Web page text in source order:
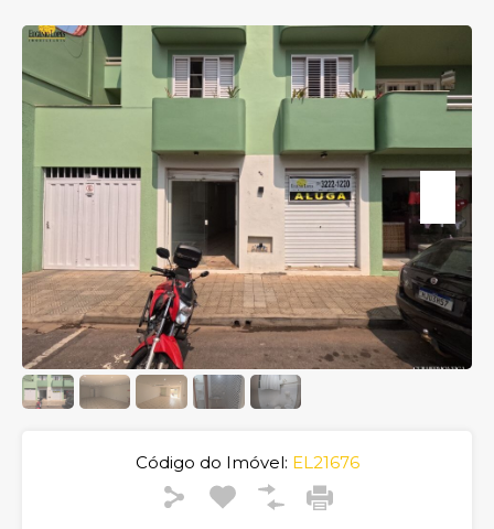
Código do Imóvel: EL21676